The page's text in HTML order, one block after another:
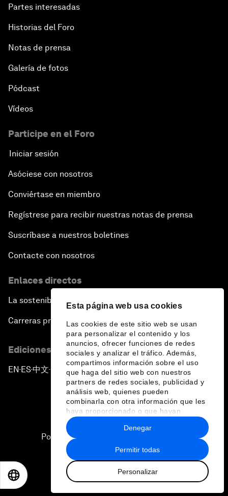
Esta página web usa cookies
Las cookies de este sitio web se usan
para personalizar el contenido y los
anuncios, ofrecer funciones de redes
sociales y analizar el tráfico. Además,
compartimos información sobre el uso
que haga del sitio web con nuestros
partners de redes sociales, publicidad y
análisis web, quienes pueden
combinarla con otra información que les
haya proporcionado o que hayan
recopilado a partir del uso que haya
hecho de sus servicios.
Permitir todas
Personalizar
Denegar
Partes interesadas
Historias del Foro
Notas de prensa
Galería de fotos
Pódcast
Vídeos
Participe en el Foro
Iniciar sesión
Asóciese con nosotros
Conviértase en miembro
Regístrese para recibir nuestras notas de prensa
Suscríbase a nuestros boletines
Contacte con nosotros
Enlaces directos
La sostenibilidad en el Foro
Carreras profesionales
Ediciones en otros idiomas
EN ▪ES▪中文▪ 日本語
Política de privacidad y normas de uso
Sitemap
2026 Foro Económico Mundial